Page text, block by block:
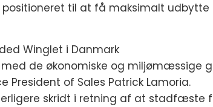
positioneret til at få maksimalt udbytte
Winglet i Danmark
de økonomiske og miljømæssige
President of Sales Patrick Lamoria.
skridt i retning af at stadfæste